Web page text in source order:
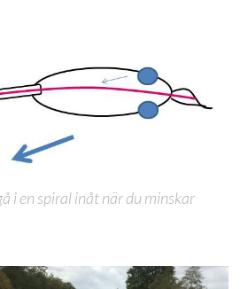
i en spiral inåt när du minskar